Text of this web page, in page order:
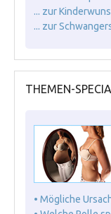
... zur
... zur
THEMEN-
• Mögliche